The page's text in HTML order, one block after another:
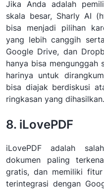
Jika Anda adalah
skala besar, Sharly AI
bisa menjadi pilihan
yang lebih canggih
Google Drive, dan
hanya bisa mengunggah
harinya untuk
bisa diajak berdiskusi
ringkasan yang dihasilkan.
8. iLovePDF
iLovePDF adalah
dokumen paling
gratis, dan memiliki
terintegrasi dengan